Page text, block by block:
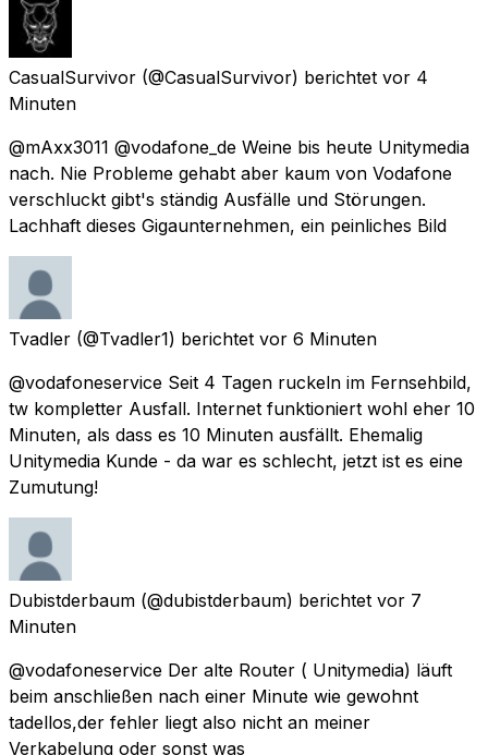
CasualSurvivor (@CasualSurvivor) berichtet vor 4
Minuten
@mAxx3011 @vodafone_de Weine bis heute Unitymedia
nach. Nie Probleme gehabt aber kaum von Vodafone
verschluckt gibt's ständig Ausfälle und Störungen.
Lachhaft dieses Gigaunternehmen, ein peinliches Bild
Tvadler (@Tvadler1) berichtet vor 6 Minuten
@vodafoneservice Seit 4 Tagen ruckeln im Fernsehbild,
tw kompletter Ausfall. Internet funktioniert wohl eher 10
Minuten, als dass es 10 Minuten ausfällt. Ehemalig
Unitymedia Kunde - da war es schlecht, jetzt ist es eine
Zumutung!
Dubistderbaum (@dubistderbaum) berichtet vor 7
Minuten
@vodafoneservice Der alte Router ( Unitymedia) läuft
beim anschließen nach einer Minute wie gewohnt
tadellos,der fehler liegt also nicht an meiner
Verkabelung oder sonst was